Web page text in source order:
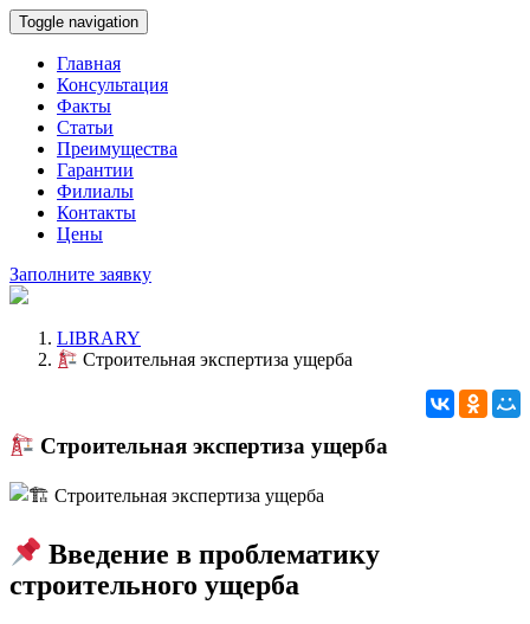
Toggle navigation
Главная
Консультация
Факты
Статьи
Преимущества
Гарантии
Филиалы
Контакты
Цены
Заполните заявку
LIBRARY
Строительная экспертиза ущерба
Строительная экспертиза ущерба
Введение в проблематику
строительного ущерба